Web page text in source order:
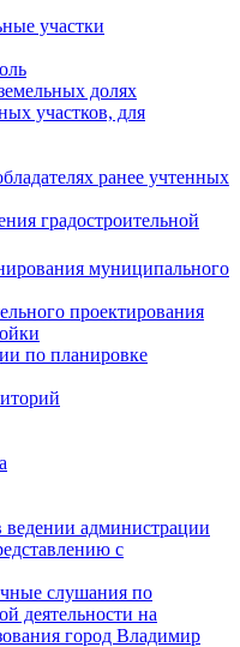
участки
долях
участков, для
ранее учтенных
градостроительной
муниципального
проектирования
по планировке
ведении администрации
с
слушания по
деятельности на
город Владимир